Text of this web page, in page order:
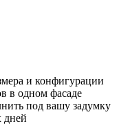
и конфигурации
в одном фасаде
под вашу задумку
дней